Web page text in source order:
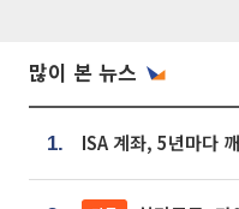
많이 본 뉴스
1. ISA 계좌, 5년마다